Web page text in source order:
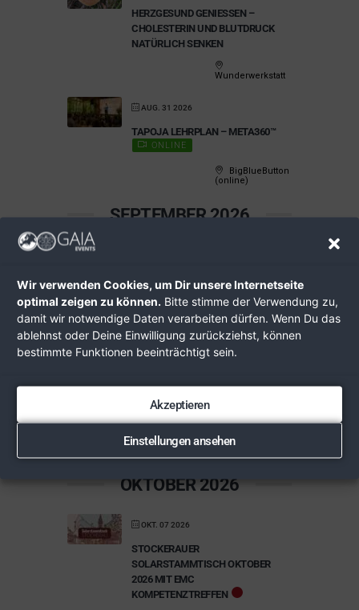
Wir verwenden Cookies, um Dir unsere Internetseite
optimal zeigen zu können. Bitte stimme der Verwendung zu,
damit wir notwendige Daten verarbeiten dürfen. Wenn Du das
ablehnst oder Deine Einwilligung zurückziehst, können
bestimmte Funktionen beeinträchtigt sein.
Akzeptieren
Einstellungen ansehen
HERZGESUND GENIESSEN – C
HOLESTERIN UND BLUTDRUCK N
ATÜRLICH SENKEN
Wunderwerkstatt
AUG. 31 2026
TAPOJA LEHRPLAN – META360™
ONLINE
BigBlueButton
(online)
SEPTEMBER 2026
STOCKERAUER
SOLARSTAMMTISCH SEPTEMBER
2026 MIT EMC
KOMPETENZTREFFEN
Kaiserrast
Stockerau
SEP. 19 2026
HEILPILZE IM SEPTEMBER – EINE
WIENERWALD-WANDERUNG
OKTOBER 2026
OKT. 07 2026
STOCKERAUER
SOLARSTAMMTISCH OKTOBER
2026 MIT EMC
KOMPETENZTREFFEN